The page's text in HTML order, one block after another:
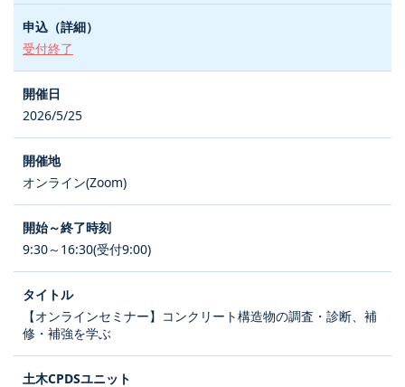
受付終了
2026/5/25
オンライン(Zoom)
9:30～16:30(受付9:00)
【オンラインセミナー】コンクリート構造物の調査・診断、補
修・補強を学ぶ